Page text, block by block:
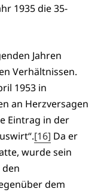
1935 die 35-
Jahren
Verhältnissen.
1953 in
an Herzversagen
Eintrag in der
[16] Da er
wurde sein
den
dem